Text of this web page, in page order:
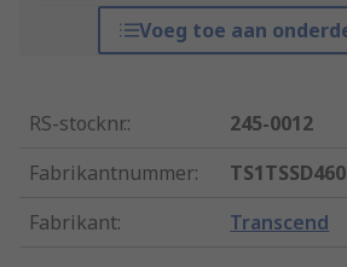
Voeg toe aan
RS-stocknr.:
245-0012
Fabrikantnummer:
Fabrikant: Transcend